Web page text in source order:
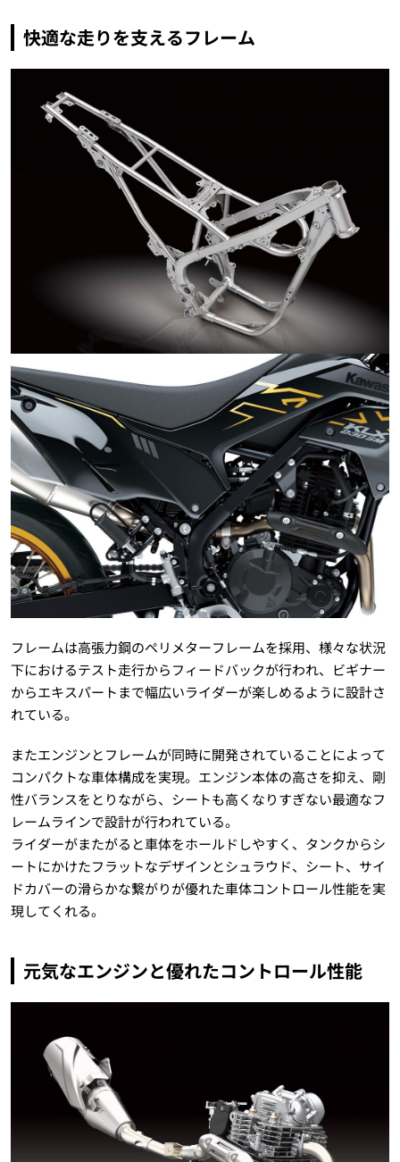
快適な走りを支えるフレーム
フレームは高張力鋼のペリメターフレームを採用、様々な状況
下におけるテスト走行からフィードバックが行われ、ビギナー
からエキスパートまで幅広いライダーが楽しめるように設計さ
れている。
またエンジンとフレームが同時に開発されていることによって
コンパクトな車体構成を実現。エンジン本体の高さを抑え、剛
性バランスをとりながら、シートも高くなりすぎない最適なフ
レームラインで設計が行われている。
ライダーがまたがると車体をホールドしやすく、タンクからシ
ートにかけたフラットなデザインとシュラウド、シート、サイ
ドカバーの滑らかな繋がりが優れた車体コントロール性能を実
現してくれる。
元気なエンジンと優れたコントロール性能